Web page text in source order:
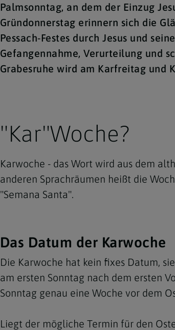
Palmsonntag, an dem der Einzug
Gründonnerstag erinnern sich die
Pessach-Festes durch Jesus und
Gefangennahme, Verurteilung und
Grabesruhe wird am Karfreitag und
"Kar"Woche?
Karwoche - das Wort wird aus dem
anderen Sprachräumen heißt die
"Semana Santa".
Das Datum der Karwoche
Die Karwoche hat kein fixes Datum,
am ersten Sonntag nach dem ersten
Sonntag genau eine Woche vor dem
Liegt der mögliche Termin für den